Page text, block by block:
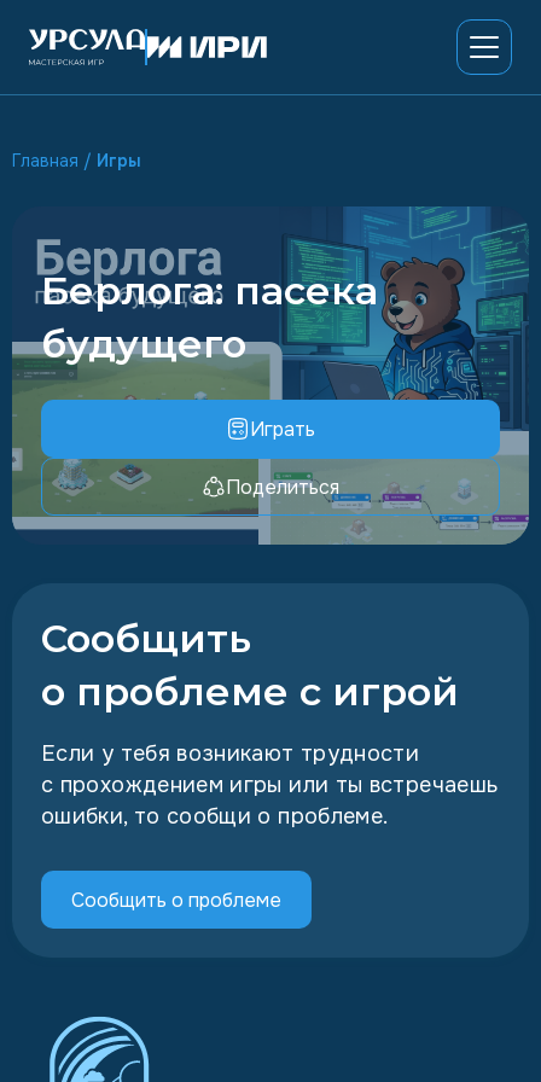
Главная / Игры
Берлога: пасека
будущего
Играть
Поделиться
Сообщить
о проблеме с игрой
Если у тебя возникают трудности
с прохождением игры или ты встречаешь
ошибки, то сообщи о проблеме.
Сообщить о проблеме